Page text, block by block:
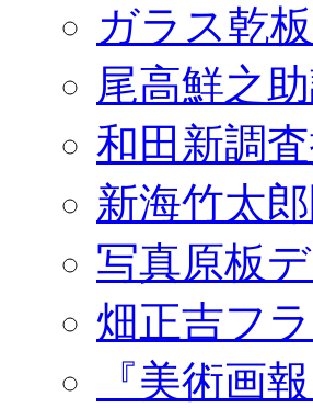
ガラス乾板
尾高鮮之
和田新調
新海竹太
写真原板
畑正吉フ
『美術画